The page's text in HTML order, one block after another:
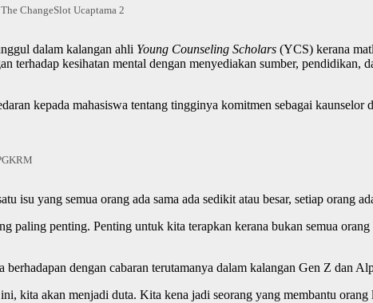
ChangeSlot Ucaptama 2
dalam kalangan ahli Young Counseling Scholars (YCS) kerana
terhadap kesihatan mental dengan menyediakan sumber,
kepada mahasiswa tentang tingginya komitmen sebagai
isu yang semua orang ada sama ada sedikit atau besar, setiap orang
paling penting. Penting untuk kita terapkan kerana bukan semua
dengan cabaran terutamanya dalam kalangan Gen Z dan
kita akan menjadi duta. Kita kena jadi seorang yang membantu